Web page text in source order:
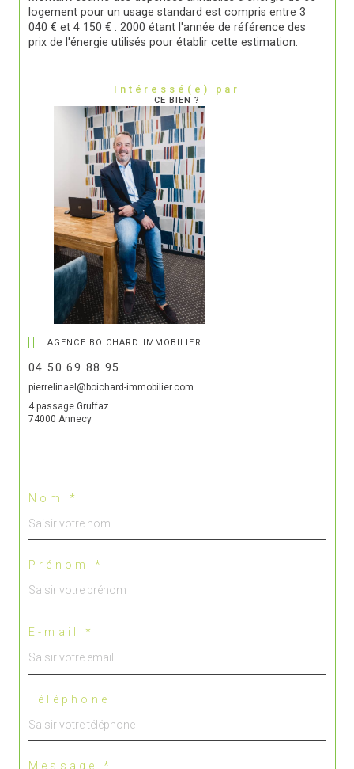
logement pour un usage standard est compris entre 3
040 € et 4 150 € . 2000 étant l'année de référence des
prix de l'énergie utilisés pour établir cette estimation.
Intéressé(e) par
CE BIEN ?
AGENCE BOICHARD IMMOBILIER
04 50 69 88 95
pierrelinael@boichard-immobilier.com
4 passage Gruffaz
74000 Annecy
Nom *
Prénom *
E-mail *
Téléphone
Message *